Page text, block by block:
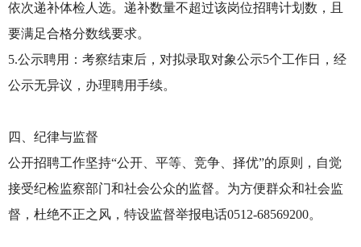
依次递补体检人选。递补数量不超过该岗位招聘计划数，且
要满足合格分数线要求。
5.公示聘用：考察结束后，对拟录取对象公示5个工作日，经
公示无异议，办理聘用手续。
四、纪律与监督
公开招聘工作坚持“公开、平等、竞争、择优”的原则，自觉
接受纪检监察部门和社会公众的监督。为方便群众和社会监
督，杜绝不正之风，特设监督举报电话0512-68569200。